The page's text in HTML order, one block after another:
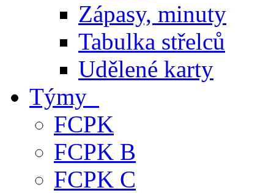
Zápasy, minuty
Tabulka střelců
Udělené karty
Týmy
FCPK
FCPK B
FCPK C